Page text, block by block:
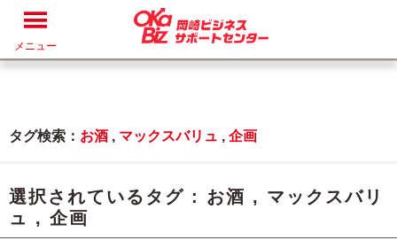
メニュー
タグ検索： お酒 , マックスバリュ , 企画
選択されているタグ : お酒 , マックスバリ
ュ , 企画